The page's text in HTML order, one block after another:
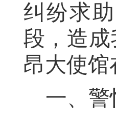
纠纷求
段，造
昂大使馆
一、